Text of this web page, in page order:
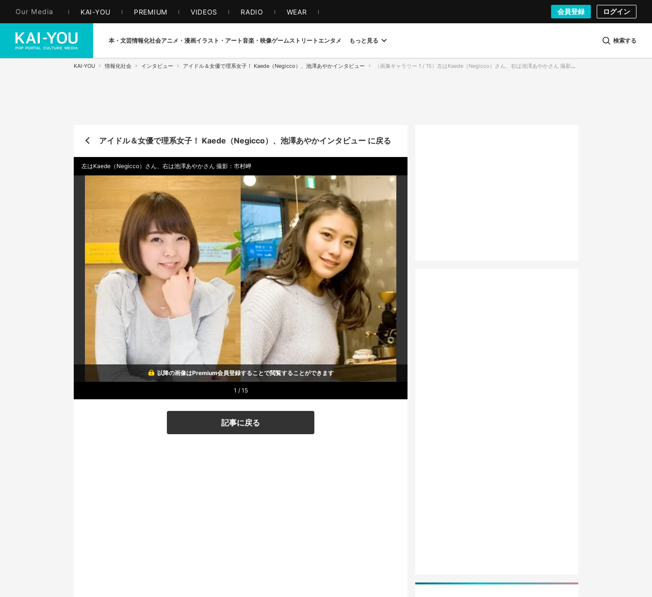
Our Media KAI-YOU PREMIUM VIDEOS RADIO WEAR 会員登録 ログイン
本・文芸情報化社会アニメ・漫画イラスト・アート音楽・映像ゲームストリート エンタメ もっと見る 検索する
KAI-YOU 情報化社会 インタビュー アイドル＆女優で理系女子！ Kaede（Negicco）、池澤あやかインタビュー （画像ギャラリー 1 / 15）左はKaede（Negicco）さん、右は池澤あやかさん 撮影：市村岬
アイドル＆女優で理系女子！ Kaede（Negicco）、池澤あやかインタビュー に戻る
左はKaede（Negicco）さん、右は池澤あやかさん 撮影：市村岬
以降の画像はPremium会員登録することで閲覧することができます
1 / 15
記事に戻る